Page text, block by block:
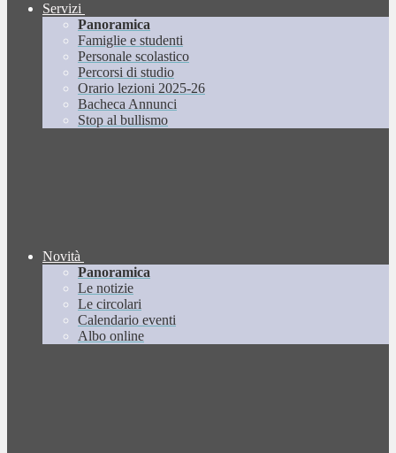
Servizi
Panoramica
Famiglie e studenti
Personale scolastico
Percorsi di studio
Orario lezioni 2025-26
Bacheca Annunci
Stop al bullismo
Novità
Panoramica
Le notizie
Le circolari
Calendario eventi
Albo online